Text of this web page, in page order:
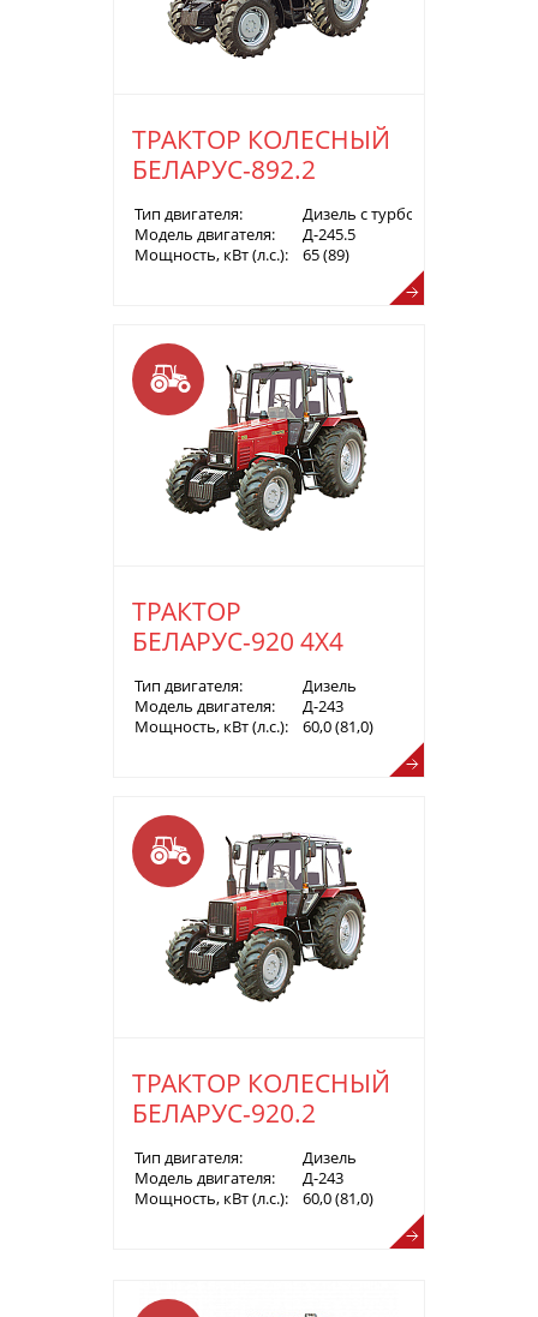
ТРАКТОР КОЛЕСНЫЙ
БЕЛАРУС-892.2
Тип двигателя:
Дизель с турбонаддувом
Модель двигателя:
Д-245.5
Мощность, кВт (л.с.):
65 (89)
ТРАКТОР
БЕЛАРУС-920 4Х4
Тип двигателя:
Дизель
Модель двигателя:
Д-243
Мощность, кВт (л.с.):
60,0 (81,0)
ТРАКТОР КОЛЕСНЫЙ
БЕЛАРУС-920.2
Тип двигателя:
Дизель
Модель двигателя:
Д-243
Мощность, кВт (л.с.):
60,0 (81,0)